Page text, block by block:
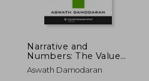
Narrative and
Numbers: The Value
of Stories in Business
(Columbia Business
Aswath Damodaran